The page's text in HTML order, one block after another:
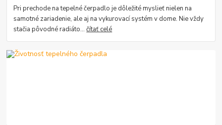
Pri prechode na tepelné čerpadlo je dôležité myslieť nielen na
samotné zariadenie, ale aj na vykurovací systém v dome. Nie vždy
stačia pôvodné radiáto...čítať celé